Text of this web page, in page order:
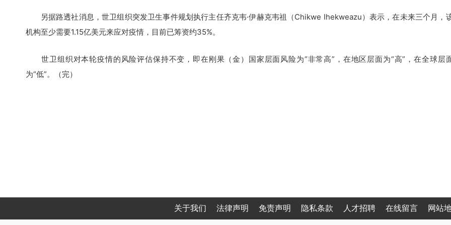
另据路透社消息，世卫组织突发卫生事件规划执行主任齐克韦·伊赫克韦祖（Chikwe Ihekweazu）表示，在未来三个月，
机构至少需要1.15亿美元来应对疫情，目前已筹资约35%。
世卫组织对本轮疫情的风险评估保持不变，即在刚果（金）国家层面风险为“非常高”，在地区层面为“高”，在全球层
为“低”。（完）
关于我们 法律声明 免责声明 隐私条款 人才招聘 在线留言 网站